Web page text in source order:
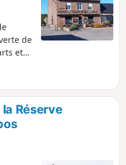
de
et
Réserve